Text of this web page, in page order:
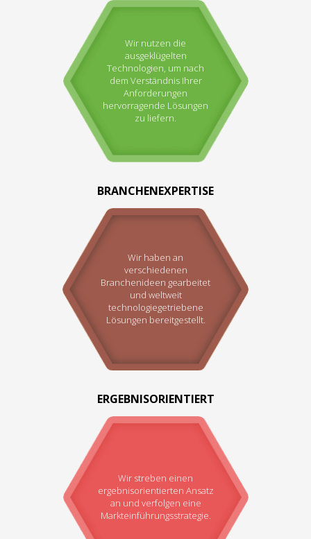
Wir nutzen die
ausgeklügelten
Technologien, um nach
dem Verständnis Ihrer
Anforderungen
hervorragende Lösungen
zu liefern.
BRANCHENEXPERTISE
Wir haben an
verschiedenen
Branchenideen gearbeitet
und weltweit
technologiegetriebene
Lösungen bereitgestellt.
ERGEBNISORIENTIERT
Wir streben einen
ergebnisorientierten Ansatz
an und verfolgen eine
Markteinführungsstrategie.